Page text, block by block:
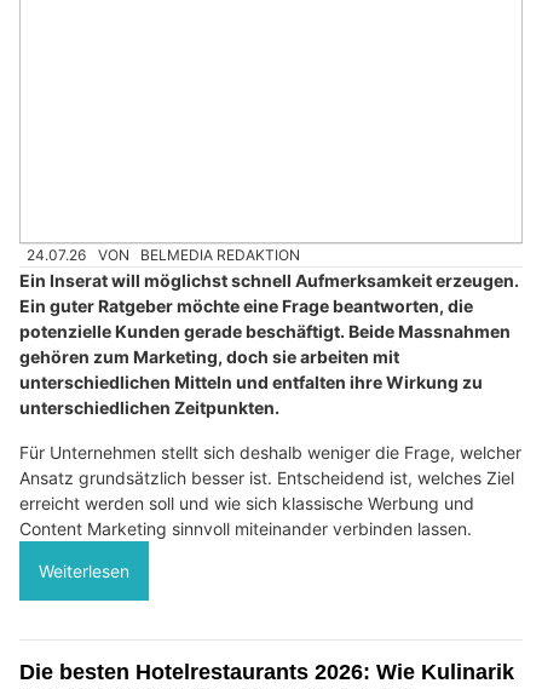
24.07.26 VON BELMEDIA REDAKTION
Ein Inserat will möglichst schnell Aufmerksamkeit erzeugen.
Ein guter Ratgeber möchte eine Frage beantworten, die
potenzielle Kunden gerade beschäftigt. Beide Massnahmen
gehören zum Marketing, doch sie arbeiten mit
unterschiedlichen Mitteln und entfalten ihre Wirkung zu
unterschiedlichen Zeitpunkten.
Für Unternehmen stellt sich deshalb weniger die Frage, welcher
Ansatz grundsätzlich besser ist. Entscheidend ist, welches Ziel
erreicht werden soll und wie sich klassische Werbung und
Content Marketing sinnvoll miteinander verbinden lassen.
Weiterlesen
Die besten Hotelrestaurants 2026: Wie Kulinarik